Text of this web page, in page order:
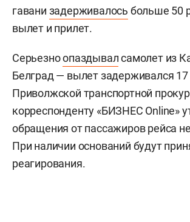
гавани задерживалось больше 50
вылет и прилет.
Серьезноопаздывалсамолет из
Белград — вылет задерживался 17
Приволжской транспортной
корреспонденту «БИЗНЕС Online»
обращения от пассажиров рейса
При наличии оснований будут
реагирования.